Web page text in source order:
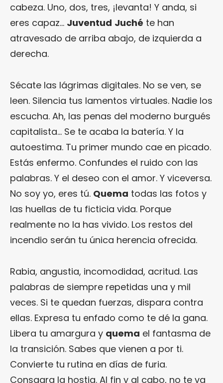
cabeza. Uno, dos, tres, ¡levanta! Y anda, si
eres capaz… Juventud Juché te han
atravesado de arriba abajo, de izquierda a
derecha.
Sécate las lágrimas digitales. No se ven, se
leen. Silencia tus lamentos virtuales. Nadie los
escucha. Ah, las penas del moderno burgués
capitalista… Se te acaba la batería. Y la
autoestima. Tu primer mundo cae en picado.
Estás enfermo. Confundes el ruido con las
palabras. Y el deseo con el amor. Y viceversa.
No soy yo, eres tú. Quema todas las fotos y
las huellas de tu ficticia vida. Porque
realmente no la has vivido. Los restos del
incendio serán tu única herencia ofrecida.
Rabia, angustia, incomodidad, acritud. Las
palabras de siempre repetidas una y mil
veces. Si te quedan fuerzas, dispara contra
ellas. Expresa tu enfado como te dé la gana.
Libera tu amargura y quema el fantasma de
la transición. Sabes que vienen a por ti.
Convierte tu rutina en días de furia.
Consagra la hostia. Al fin y al cabo, no te va